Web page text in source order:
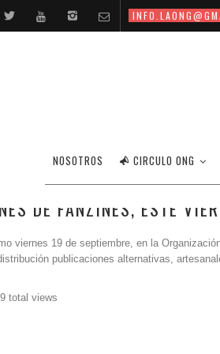
NOSOTROS CIRCULO ONG
DE FANZINES, ESTE
viernes 19 de septiembre, en la
publicaciones alternativas,
total views